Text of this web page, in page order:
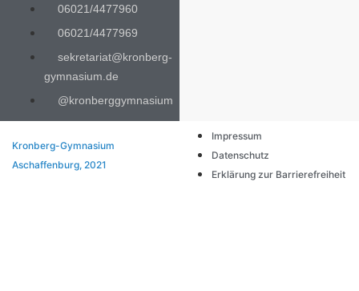
06021/4477960
06021/4477969
sekretariat@kronberg-
gymnasium.de
@kronberggymnasium
Kronberg-Gymnasium
Aschaffenburg, 2021
Impressum
Datenschutz
Erklärung zur Barrierefreiheit